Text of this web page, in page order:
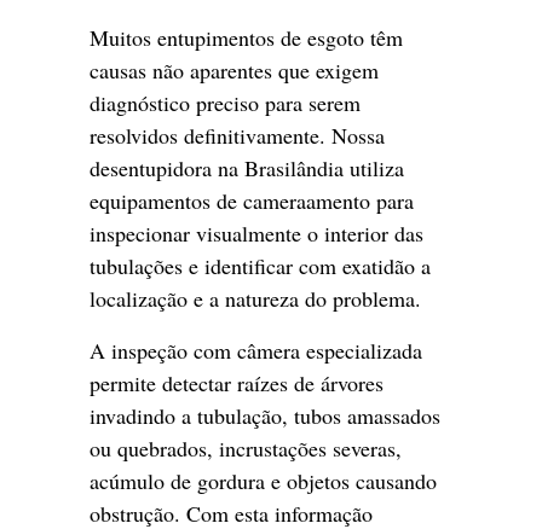
Muitos entupimentos de esgoto têm
causas não aparentes que exigem
diagnóstico preciso para serem
resolvidos definitivamente. Nossa
desentupidora na Brasilândia utiliza
equipamentos de cameraamento para
inspecionar visualmente o interior das
tubulações e identificar com exatidão a
localização e a natureza do problema.
A inspeção com câmera especializada
permite detectar raízes de árvores
invadindo a tubulação, tubos amassados
ou quebrados, incrustações severas,
acúmulo de gordura e objetos causando
obstrução. Com esta informação